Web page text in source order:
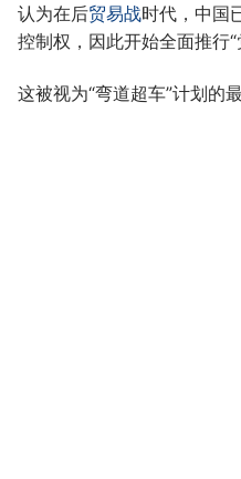
认为在后贸易战时代，中国
控制权，因此开始全面推行“
这被视为“弯道超车”计划的